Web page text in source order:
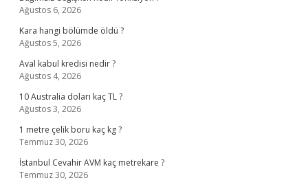
Ağustos 6, 2026
Kara hangi bölümde öldü ?
Ağustos 5, 2026
Aval kabul kredisi nedir ?
Ağustos 4, 2026
10 Australia doları kaç TL ?
Ağustos 3, 2026
1 metre çelik boru kaç kg ?
Temmuz 30, 2026
İstanbul Cevahir AVM kaç metrekare ?
Temmuz 30, 2026